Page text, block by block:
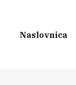
Naslovnica